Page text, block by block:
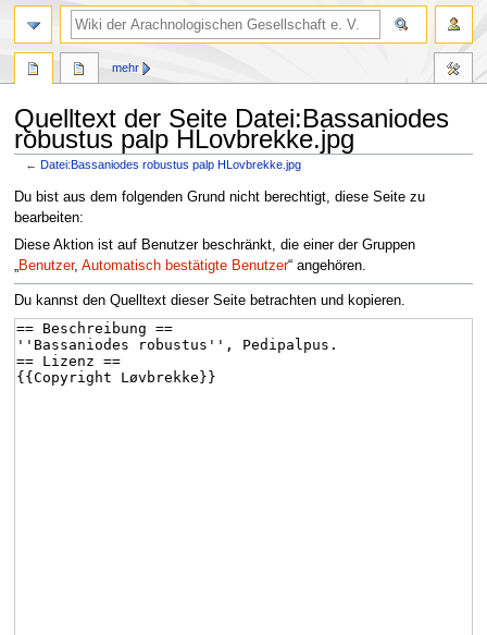
Quelltext der Seite Datei:Bassaniodes
robustus palp HLovbrekke.jpg
←Datei:Bassaniodes robustus palp HLovbrekke.jpg
Zur
Navigation
springen
Zur
Suche
springen
Du bist aus dem folgenden Grund nicht berechtigt, diese Seite zu
bearbeiten:
Diese Aktion ist auf Benutzer beschränkt, die einer der Gruppen
„Benutzer, Automatisch bestätigte Benutzer“ angehören.
Du kannst den Quelltext dieser Seite betrachten und kopieren.
mehr